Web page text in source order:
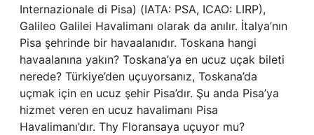
Internazionale di Pisa) (IATA: PSA, ICAO: LIRP),
Galileo Galilei Havalimanı olarak da anılır. İtalya’nın
Pisa şehrinde bir havaalanıdır. Toskana hangi
havaalanına yakın? Toskana’ya en ucuz uçak bileti
nerede? Türkiye’den uçuyorsanız, Toskana’da
uçmak için en ucuz şehir Pisa’dır. Şu anda Pisa’ya
hizmet veren en ucuz havalimanı Pisa
Havalimanı’dır. Thy Floransaya uçuyor mu?